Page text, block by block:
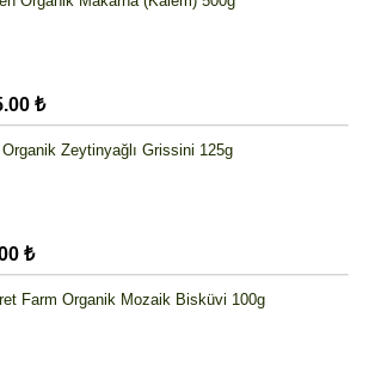
₺
Zeytinyağlı Grissini 125g
₺
Farm Organik Mozaik Bisküvi 100g